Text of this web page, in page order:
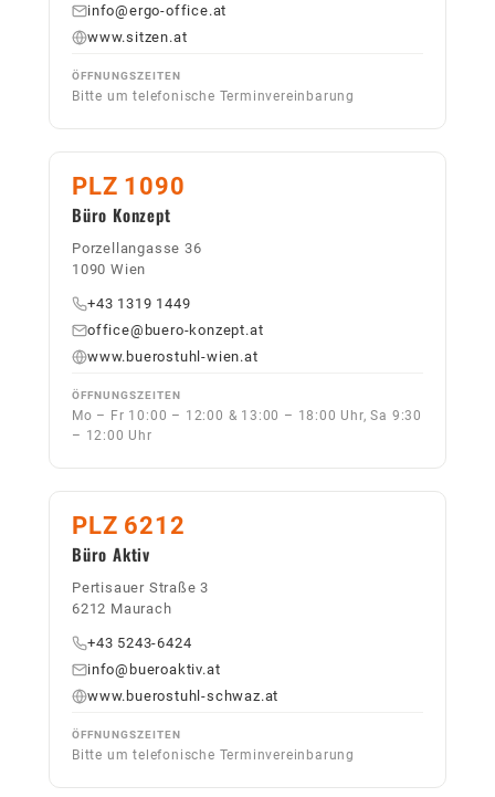
info@ergo-office.at
www.sitzen.at
ÖFFNUNGSZEITEN
Bitte um telefonische Terminvereinbarung
PLZ 1090
Büro Konzept
Porzellangasse 36
1090 Wien
+43 1319 1449
office@buero-konzept.at
www.buerostuhl-wien.at
ÖFFNUNGSZEITEN
Mo – Fr 10:00 – 12:00 & 13:00 – 18:00 Uhr, Sa 9:30
– 12:00 Uhr
PLZ 6212
Büro Aktiv
Pertisauer Straße 3
6212 Maurach
+43 5243-6424
info@bueroaktiv.at
www.buerostuhl-schwaz.at
ÖFFNUNGSZEITEN
Bitte um telefonische Terminvereinbarung